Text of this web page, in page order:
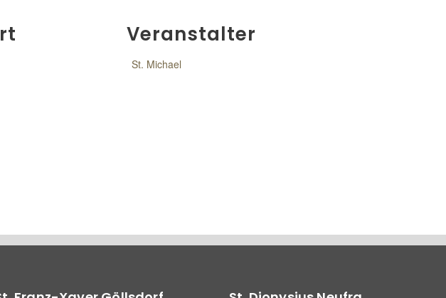
Veranstalter
St. Michael